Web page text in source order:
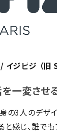
ジピジ （旧
一変させ
の3人のデザ
感じ、誰でも